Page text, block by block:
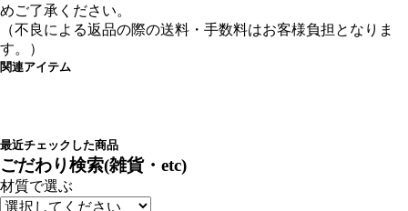
めご了承ください。
（不良による返品の際の送料・手数料はお客様負担となりま
す。）
関連アイテム
最近チェックした商品
ごだわり検索(雑貨・etc)
材質で選ぶ